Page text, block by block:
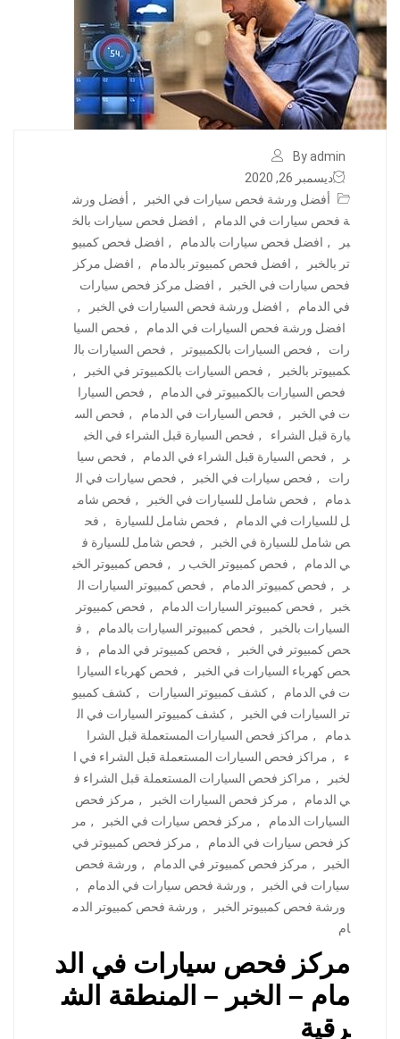
By admin
ديسمبر 26, 2020
أفضل ورشة فحص سيارات في الخبر
, أفضل ورش
ة فحص سيارات في الدمام
, افضل فحص سيارات بالخ
بر
, افضل فحص سيارات بالدمام , افضل فحص كمبيو
تر بالخبر
, افضل فحص كمبيوتر بالدمام , افضل مركز
فحص سيارات في الخبر
, افضل مركز فحص سيارات
في الدمام
, افضل ورشة فحص السيارات في الخبر
,
افضل ورشة فحص السيارات في الدمام
, فحص السيا
رات
, فحص السيارات بالكمبيوتر , فحص السيارات بال
كمبيوتر بالخبر
, فحص السيارات بالكمبيوتر في الخبر
,
فحص السيارات بالكمبيوتر في الدمام
, فحص السيارا
ت في الخبر
, فحص السيارات في الدمام , فحص الس
يارة قبل الشراء
, فحص السيارة قبل الشراء في الخب
ر
, فحص السيارة قبل الشراء في الدمام , فحص سيا
رات
, فحص سيارات في الخبر , فحص سيارات في ال
دمام
, فحص شامل للسيارات في الخبر , فحص شام
ل للسيارات في الدمام
, فحص شامل للسيارة , فح
ص شامل للسيارة في الخبر
, فحص شامل للسيارة ف
ي الدمام
, فحص كمبيوتر الخب ر , فحص كمبيوتر الخب
ر
, فحص كمبيوتر الدمام , فحص كمبيوتر السيارات ال
خبر
, فحص كمبيوتر السيارات الدمام , فحص كمبيوتر
السيارات بالخبر
, فحص كمبيوتر السيارات بالدمام , ف
حص كمبيوتر في الخبر
, فحص كمبيوتر في الدمام , ف
حص كهرباء السيارات في الخبر
, فحص كهرباء السيارا
ت في الدمام
, كشف كمبيوتر السيارات , كشف كمبيو
تر السيارات في الخبر
, كشف كمبيوتر السيارات في ال
دمام
, مراكز فحص السيارات المستعملة قبل الشرا
ء
, مراكز فحص السيارات المستعملة قبل الشراء في ا
لخبر
, مراكز فحص السيارات المستعملة قبل الشراء ف
ي الدمام
, مركز فحص السيارات الخبر , مركز فحص
السيارات الدمام
, مركز فحص سيارات في الخبر , مر
كز فحص سيارات في الدمام
, مركز فحص كمبيوتر في
الخبر
, مركز فحص كمبيوتر في الدمام , ورشة فحص
سيارات في الخبر
, ورشة فحص سيارات في الدمام
,
ورشة فحص كمبيوتر الخبر
, ورشة فحص كمبيوتر الدم
ام
مركز فحص سيارات في الد
مام – الخبر – المنطقة الش
رقية